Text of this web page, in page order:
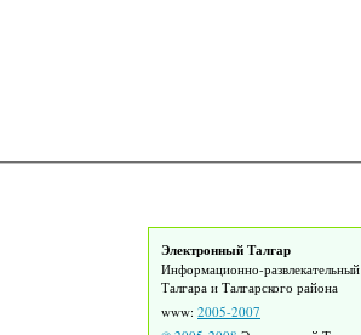
Электронный Талгар
Информационно-
Талгара и Талгарского района
www: 2005-2007